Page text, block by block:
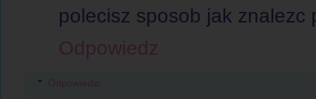
polecisz sposob jak znalezc
Odpowiedz
Odpowiedzi